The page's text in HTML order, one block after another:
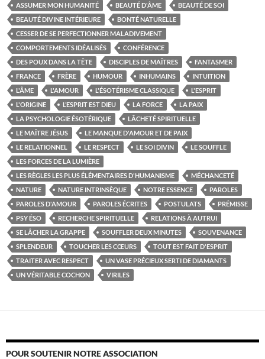
ASSUMER MON HUMANITÉ
BEAUTÉ D'ÂME
BEAUTÉ DE SOI
BEAUTÉ DIVINE INTÉRIEURE
BONTÉ NATURELLE
CESSER DE SE PERFECTIONNER MALADIVEMENT
COMPORTEMENTS IDÉALISÉS
CONFÉRENCE
DES POUX DANS LA TÊTE
DISCIPLES DE MAÎTRES
FANTASMER
FRANCE
FRÈRE HUMOUR INHUMAINS
INTUITION
L'ÂME
L'AMOUR L'ÉSOTÉRISME CLASSIQUE
L'ESPRIT
L'ORIGINE
L’ESPRIT EST DIEU LA FORCE
LA PAIX
LA PSYCHOLOGIE ÉSOTÉRIQUE
LÂCHETÉ SPIRITUELLE
LE MAÎTRE JÉSUS
LE MANQUE D'AMOUR ET DE PAIX
LE RELATIONNEL
LE RESPECT LE SOI DIVIN
LE SOUFFLE
LES FORCES DE LA LUMIÈRE
LES RÈGLES LES PLUS ÉLÉMENTAIRES D'HUMANISME
MÉCHANCETÉ
NATURE
NATURE INTRINSÈQUE NOTRE ESSENCE
PAROLES
PAROLES D'AMOUR
PAROLES ÉCRITES POSTULATS
PRÉMISSE
PSY ÉSO
RECHERCHE SPIRITUELLE
RELATIONS À AUTRUI
SE LÂCHER LA GRAPPE
SOUFFLER DEUX MINUTES
SOUVENANCE
SPLENDEUR
TOUCHER LES CŒURS
TOUT EST FAIT D'ESPRIT
TRAITER AVEC RESPECT
UN VASE PRÉCIEUX SERTI DE DIAMANTS
UN VÉRITABLE COCHON
VIRILES
POUR SOUTENIR NOTRE ASSOCIATION